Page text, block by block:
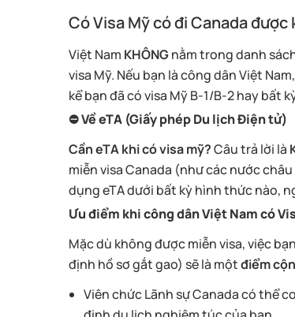
Có Visa Mỹ có đi Canada được
Việt Nam KHÔNGnằm trong danh
visa Mỹ. Nếu bạn là công dân Việt
kể bạn đã có visa Mỹ B-1/B-2 hay bất
⛔️ Về eTA (Giấy phép Du lịch Điện tử)
Cần eTA khi có visa mỹ?Câu trả lời là
miễn visa Canada (như các nước
dụng eTA dưới bất kỳ hình thức nào,
Ưu điểm khi công dân Việt Nam có
Mặc dù không được miễn visa, việc
định hồ sơ gắt gao) sẽ là mộtđiểm
Viên chức Lãnh sự Canada có thể